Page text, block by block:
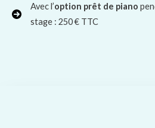
Avec l’option prêt de piano
stage : 250 € TTC